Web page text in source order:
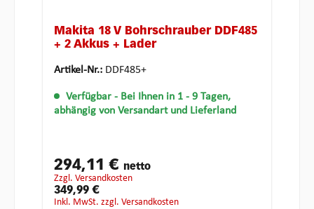
Makita 18 V Bohrschrauber DDF485
+ 2 Akkus + Lader
Artikel-Nr.: DDF485+
Verfügbar - Bei Ihnen in 1 - 9 Tagen,
abhängig von Versandart und Lieferland
294,11 € netto
zzgl. Versandkosten
349,99 €
inkl. MwSt. zzgl. Versandkosten